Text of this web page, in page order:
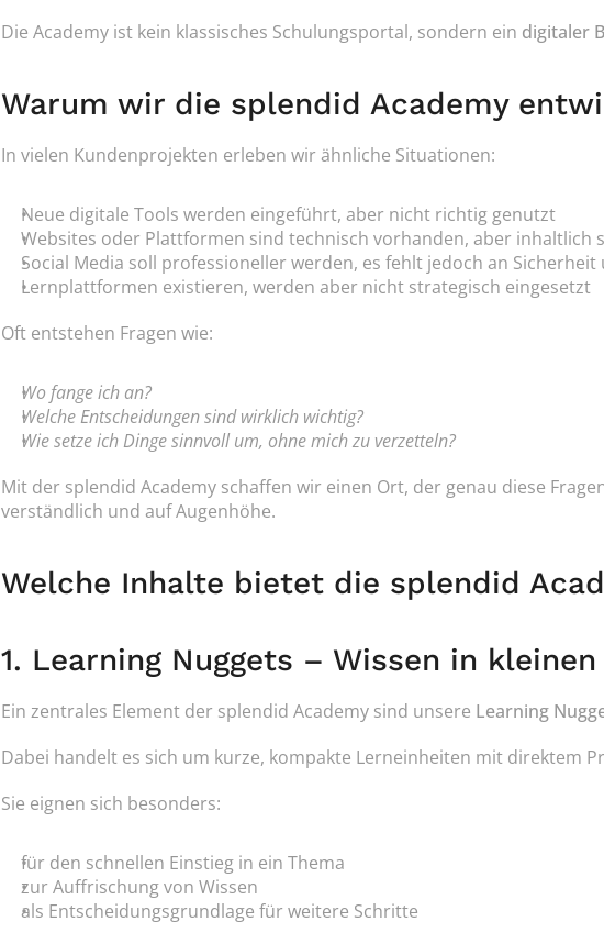
Die Academy ist kein klassisches Schulungsportal, sondern ein digitaler
Warum wir die splendid Academy
In vielen Kundenprojekten erleben wir ähnliche Situationen:
Neue digitale Tools werden eingeführt, aber nicht richtig genutzt
Websites oder Plattformen sind technisch vorhanden, aber inhaltlich
Social Media soll professioneller werden, es fehlt jedoch an
Lernplattformen existieren, werden aber nicht strategisch eingesetzt
Oft entstehen Fragen wie:
Wo fange ich an?
Welche Entscheidungen sind wirklich wichtig?
Wie setze ich Dinge sinnvoll um, ohne mich zu verzetteln?
Mit der splendid Academy schaffen wir einen Ort, der genau diese
verständlich und auf Augenhöhe.
Welche Inhalte bietet die splendid
1. Learning Nuggets – Wissen in
Ein zentrales Element der splendid Academy sind unsere Learning
Dabei handelt es sich um kurze, kompakte Lerneinheiten mit direktem
Sie eignen sich besonders:
für den schnellen Einstieg in ein Thema
zur Auffrischung von Wissen
als Entscheidungsgrundlage für weitere Schritte